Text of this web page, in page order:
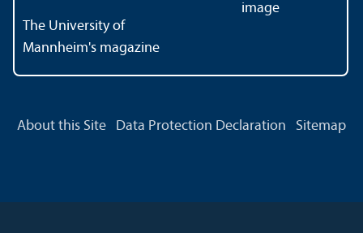
The University of
Mannheim's magazine
About this Site Data Protection Declaration Sitemap